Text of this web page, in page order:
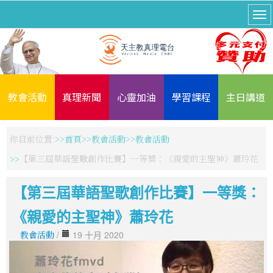
教會活動 真理新聞 心靈加油 學習課程 主日講道
你目前位置: 首頁 教會活動
教會活動
【第三屆華語聖歌創作比賽】一等獎：《親愛的主聖神》蕭玲花
【第三屆華語聖歌創作比賽】一等獎：
《親愛的主聖神》蕭玲花
教會活動 / 19 十月 2020